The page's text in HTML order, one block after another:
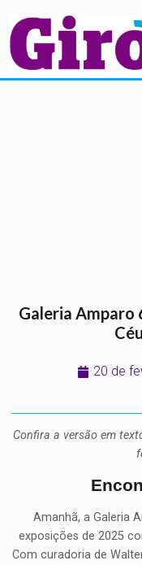
Galeria Amparo
20 de
Confira a versão em
Amanhã, a Galeria
exposições de 2025
Com curadoria de